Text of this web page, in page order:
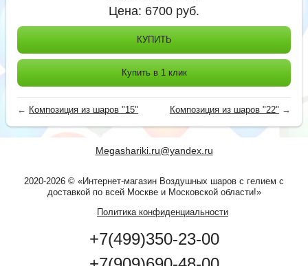
Цена: 6700 руб.
КУПИТЬ
Купить в 1 клик
← Композиция из шаров "15" Композиция из шаров "22" →
Megashariki.ru@yandex.ru
2020-2026 © «Интернет-магазин Воздушных шаров с гелием с
доставкой по всей Москве и Московской области!»
Политика конфиденциальности
+7(499)350-23-00